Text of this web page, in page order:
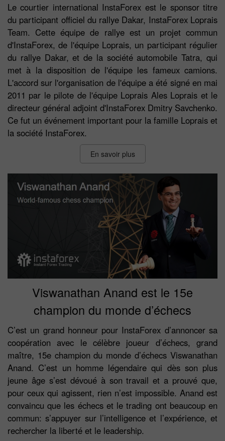
Le courtier international InstaForex est le sponsor titre
du participant officiel du rallye Dakar, InstaForex Loprais
Team. Cette équipe de rallye est un projet commun
d'InstaForex, de l'équipe Loprais, un participant régulier
du rallye Dakar, et de la société automobile Tatra, qui
met à la disposition de l'équipe les fameux camions.
L'accord sur l'organisation de l'équipe a été signé en mai
2011 par le pilote de l'équipe Loprais Ales Loprais et le
directeur général adjoint d'InstaForex Dmitry Savchenko.
Ce fut un événement important pour la famille Loprais et
la société InstaForex.
En savoir plus
Viswanathan Anand est le 15e
champion du monde d’échecs
C’est un grand honneur pour InstaForex d’annoncer sa
coopération avec le célèbre joueur d’échecs, grand
maître, 15e champion du monde d’échecs Viswanathan
Anand. C’est un homme légendaire qui dès son plus
jeune âge s’est dévoué à son travail et a prouvé que,
pour ceux qui agissent, rien n’est impossible. Anand est
convaincu que les échecs et le trading ont beaucoup en
commun: s’appuyer sur l’intelligence et l’expérience, et
rechercher la liberté et le leadership.